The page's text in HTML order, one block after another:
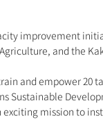
improvement
and the
and empower 20
Sustainable
mission to